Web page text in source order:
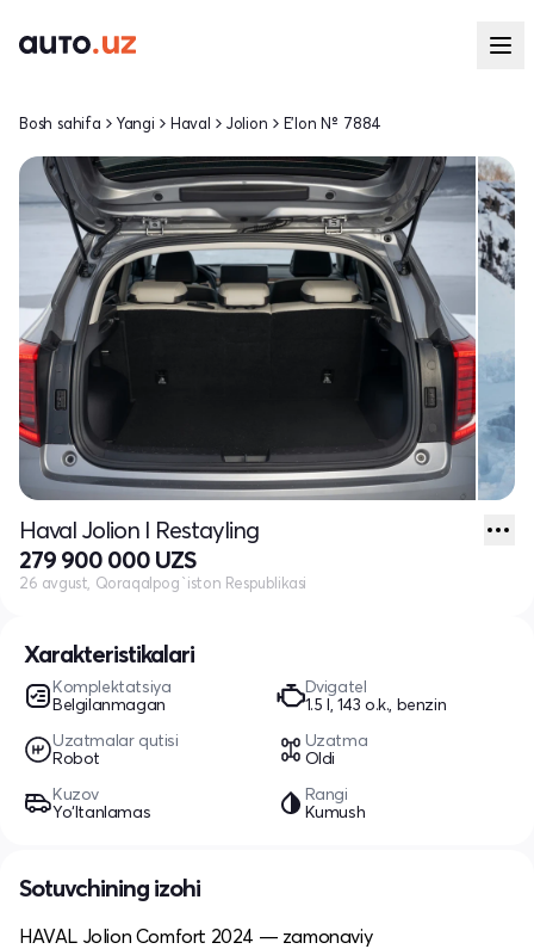
Xarakteristikalari
Komplektatsiya
Belgilanmagan
Dvigatel
1.5 l, 143 o.k., benzin
Uzatmalar qutisi
Robot
Uzatma
Oldi
Kuzov
Yo‘ltanlamas
Rangi
Kumush
Bosh sahifa Yangi Haval Jolion E'lon № 7884
Haval Jolion I Restayling
279 900 000 UZS
26 avgust, Qoraqalpog`iston Respublikasi
Sotuvchining izohi
HAVAL Jolion Comfort 2024 — zamonaviy